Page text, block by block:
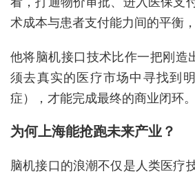
术成本与患者支付能力间的平衡
他将脑机接口技术比作一把刚造
须去真实的医疗市场中寻找到
症），才能完成最终的商业闭环。
为何上海能抢跑未来产业？
脑机接口的浪潮不仅是人类医疗